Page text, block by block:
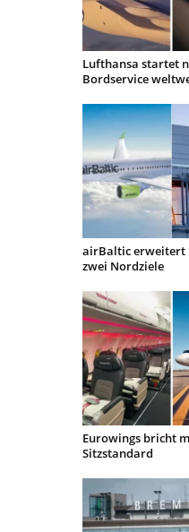
Lufthansa startet
Bordservice
airBaltic erweitert
zwei Nordziele
Eurowings bricht
Sitzstandard